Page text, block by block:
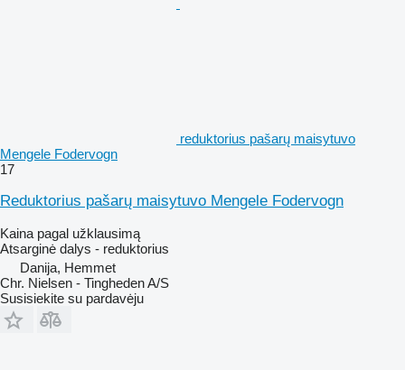
reduktorius pašarų maisytuvo
Mengele Fodervogn
17
Reduktorius pašarų maisytuvo Mengele Fodervogn
Kaina pagal užklausimą
Atsarginė dalys - reduktorius
Danija, Hemmet
Chr. Nielsen - Tingheden A/S
Susisiekite su pardavėju